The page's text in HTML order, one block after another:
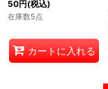
Pierce[MTG_2X2_063
C]
50円(税込)
在庫数5点